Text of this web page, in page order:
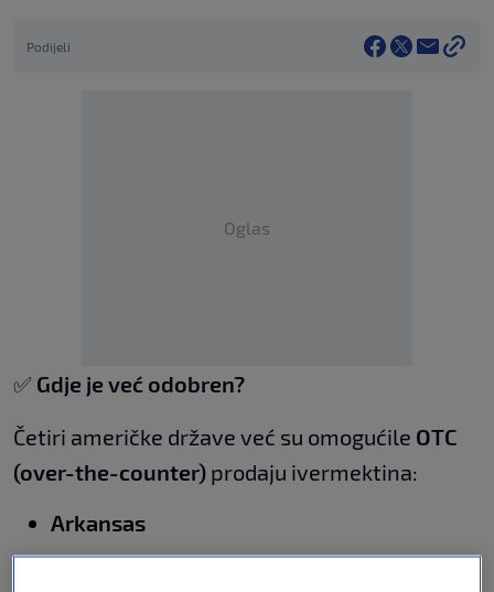
Podijeli
Oglas
✅ Gdje je već odobren?
Četiri američke države već su omogućile OTC
(over-the-counter) prodaju ivermektina:
Arkansas
Tennessee